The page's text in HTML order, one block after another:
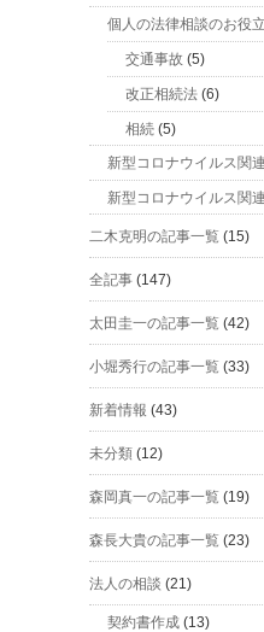
個人の法律相談のお役
交通事故 (5)
改正相続法 (6)
相続 (5)
新型コロナウイルス関
新型コロナウイルス関
二木克明の記事一覧 (15)
全記事 (147)
太田圭一の記事一覧 (42)
小堀秀行の記事一覧 (33)
新着情報 (43)
未分類 (12)
森岡真一の記事一覧 (19)
森長大貴の記事一覧 (23)
法人の相談 (21)
契約書作成 (13)